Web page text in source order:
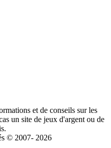
et de conseils sur les
un site de jeux d'argent ou de
© 2007- 2026